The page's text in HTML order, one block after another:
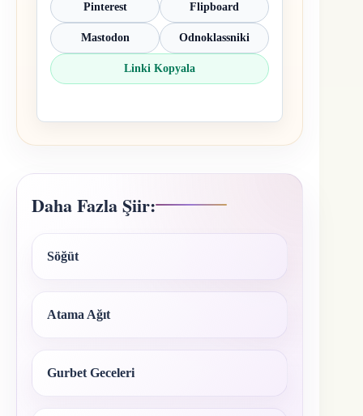
Pinterest Flipboard
Mastodon Odnoklassniki
Linki Kopyala
Daha Fazla Şiir:
Söğüt
Atama Ağıt
Gurbet Geceleri